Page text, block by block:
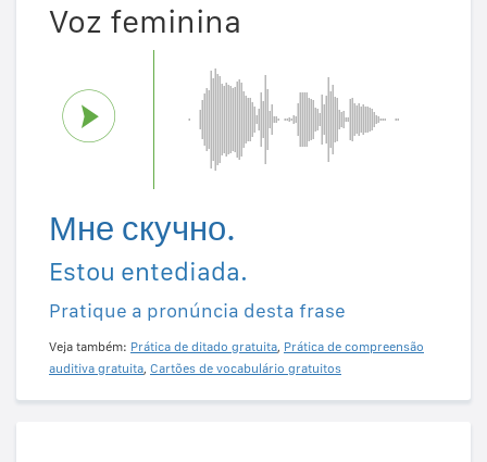
Voz feminina
Мне скучно.
Estou entediada.
Pratique a pronúncia desta frase
Veja também: Prática de ditado gratuita, Prática de compreensão
auditiva gratuita, Cartões de vocabulário gratuitos